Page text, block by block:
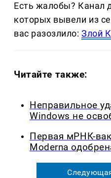
Есть жалобы? Канал
которых вывели из
вас разозлило:Злой
Читайте также:
Неправильное
Windows не
Первая мРНК-
Moderna